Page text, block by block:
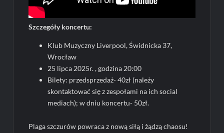
Szczegóły koncertu:
Klub Muzyczny Liverpool, Świdnicka 37,
Wrocław
25 lipca 2025r. , godzina 20:00
Bilety: przedsprzedaż- 40zł (należy
skontaktować się z zespołami na ich social
mediach); w dniu koncertu- 50zł.
Plaga szczurów powraca z nową siłą i żądzą chaosu!